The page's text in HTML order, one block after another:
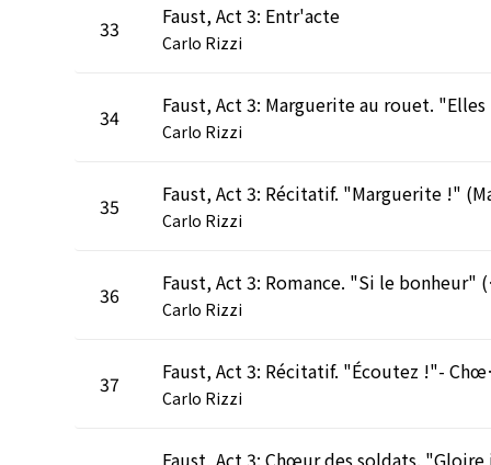
33 Faust, Act 3: Entr'acte
Carlo Rizzi
34
Carlo Rizzi
35
Carlo Rizzi
36
Carlo Rizzi
37 Faust, Act
Carlo Rizzi